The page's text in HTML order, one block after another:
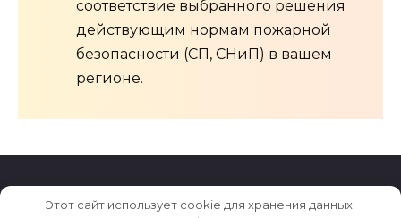
соответствие выбранного решения
действующим нормам пожарной
безопасности (СП, СНиП) в вашем
регионе.
© 2026 Archiludi.ru
Этот сайт использует cookie для хранения данных.